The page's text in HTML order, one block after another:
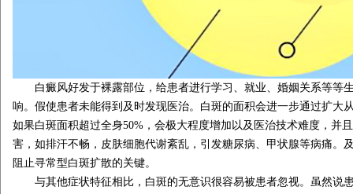
白癜风好发于裸露部位，给患者进行学习、就业、婚姻关系等等
响。假使患者未能得到及时发现医治。白斑的面积会进一步通过扩大
如果白斑面积超过全身50%，会极大程度增加以及医治技术难度，并
害，如排汗不畅，皮肤细胞代谢紊乱，引发糖尿病、甲状腺等病痛。
阻止寻常型白斑扩散的关键。
与其他症状特征相比，白斑的无意识很容易被患者忽视。虽然说